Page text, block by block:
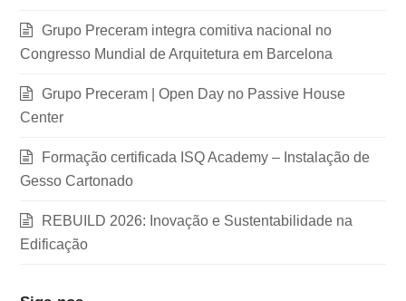
Grupo Preceram integra comitiva nacional no
Congresso Mundial de Arquitetura em Barcelona
Grupo Preceram | Open Day no Passive House
Center
Formação certificada ISQ Academy – Instalação de
Gesso Cartonado
REBUILD 2026: Inovação e Sustentabilidade na
Edificação